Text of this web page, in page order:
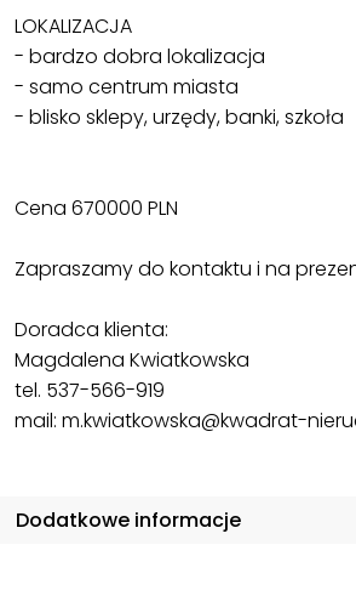
LOKALIZACJA
- bardzo dobra lokalizacja
- samo centrum miasta
- blisko sklepy, urzędy, banki, szkoła
Cena 670000 PLN
Zapraszamy do kontaktu i na
Doradca klienta:
Magdalena Kwiatkowska
tel. 537-566-919
mail: m.kwiatkowska@kwadrat-
Dodatkowe informacje